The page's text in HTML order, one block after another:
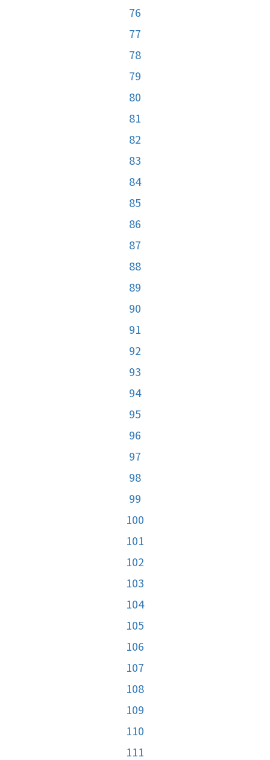
76
77
78
79
80
81
82
83
84
85
86
87
88
89
90
91
92
93
94
95
96
97
98
99
100
101
102
103
104
105
106
107
108
109
110
111